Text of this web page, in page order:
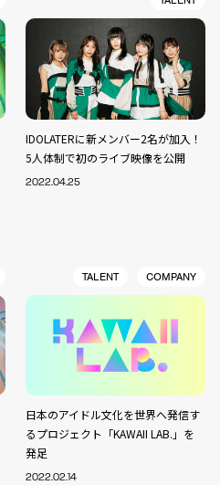
IDOLATERに新メンバー2名が加入！
5人体制で初のライブ映像を公開
2022.04.25
TALENT COMPANY
日本のアイドル文化を世界へ発信す
るプロジェクト「KAWAII LAB.」を
発足
2022.02.14